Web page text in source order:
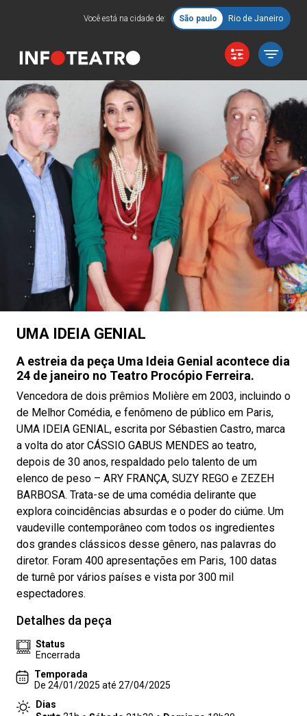
Você está na cidade de: São paulo Rio de Janeiro
UMA IDEIA GENIAL
A estreia da peça Uma Ideia Genial acontece dia
24 de janeiro no Teatro Procópio Ferreira.
Vencedora de dois prêmios Molière em 2003, incluindo o
de Melhor Comédia, e fenômeno de público em Paris,
UMA IDEIA GENIAL, escrita por Sébastien Castro, marca
a volta do ator CÁSSIO GABUS MENDES ao teatro,
depois de 30 anos, respaldado pelo talento de um
elenco de peso – ARY FRANÇA, SUZY REGO e ZEZEH
BARBOSA. Trata-se de uma comédia delirante que
explora coincidências absurdas e o poder do ciúme. Um
vaudeville contemporâneo com todos os ingredientes
dos grandes clássicos desse gênero, nas palavras do
diretor. Foram 400 apresentações em Paris, 100 datas
de turnê por vários países e vista por 300 mil
espectadores.
Detalhes da peça
Status
Encerrada
Temporada
De 24/01/2025 até 27/04/2025
Dias